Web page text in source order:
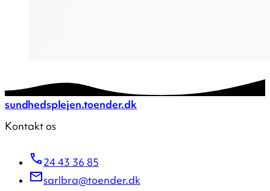
sundhedsplejen.toender.dk
Kontakt os
24 43 36 85
sarlbra@toender.dk